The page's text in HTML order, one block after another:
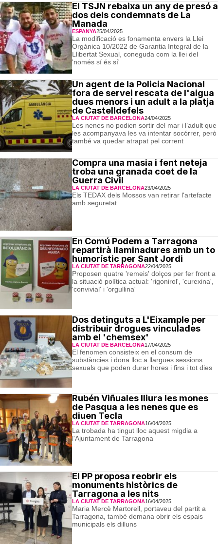
El TSJN rebaixa un any de presó a
dos dels condemnats de La
Manada
ESPANYA25/04/2025
La modificació es fonamenta envers la Llei
Orgànica 10/2022 de Garantia Integral de la
Llibertat Sexual, coneguda com la llei del
'només sí és sí'
Un agent de la Policia Nacional
fora de servei rescata de l'aigua
dues menors i un adult a la platja
de Castelldefels
LA CIUTAT DE BARCELONA24/04/2025
Les nenes no podien sortir del mar i l’adult que
les acompanyava les va intentar socórrer, però
també va quedar atrapat pel corrent
Compra una masia i fent neteja
troba una granada coet de la
Guerra Civil
LA CIUTAT DE BARCELONA23/04/2025
Els TEDAX dels Mossos van retirar l'artefacte
amb seguretat
En Comú Podem a Tarragona
repartirà llaminadures amb un to
humorístic per Sant Jordi
LA CIUTAT DE TARRAGONA22/04/2025
Proposen quatre 'remeis' dolços per fer front a
la situació política actual: 'rigonirol', 'curexina',
'convivial' i 'orgullina'
Dos detinguts a L'Eixample per
distribuir drogues vinculades
amb el 'chemsex'
LA CIUTAT DE BARCELONA17/04/2025
El fenomen consisteix en el consum de
substàncies i dona lloc a llargues sessions
sexuals que poden durar hores i fins i tot dies
Rubén Viñuales lliura les mones
de Pasqua a les nenes que es
diuen Tecla
LA CIUTAT DE TARRAGONA16/04/2025
La trobada ha tingut lloc aquest migdia a
l'Ajuntament de Tarragona
El PP proposa reobrir els
monuments històrics de
Tarragona a les nits
LA CIUTAT DE TARRAGONA16/04/2025
Maria Mercè Martorell, portaveu del partit a
Tarragona, també demana obrir els espais
municipals els dilluns